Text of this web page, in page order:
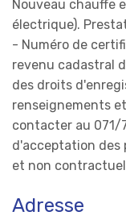
Nouveau chauffe
électrique).
- Numéro de
revenu cadastral
des droits
renseignements
contacter au 071/
d'acceptation des
et non
Adresse